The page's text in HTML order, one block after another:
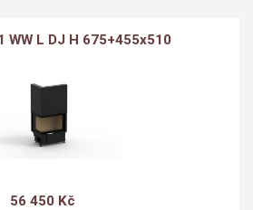
WW L DJ H 675+455x510
56 450 Kč